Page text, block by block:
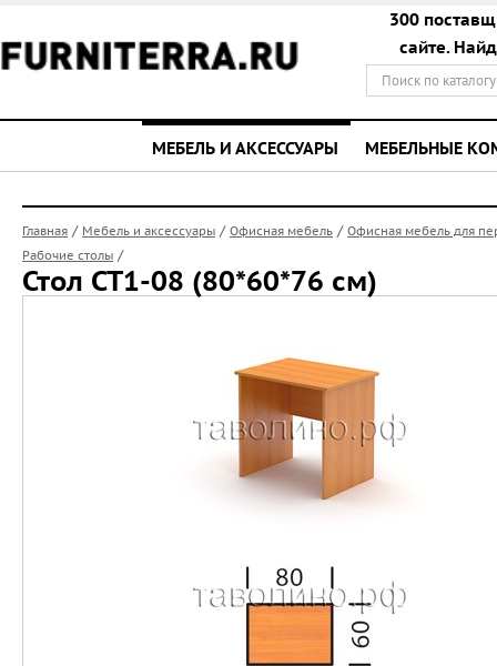
300
сайте.
МЕБЕЛЬ И АКСЕССУАРЫ МЕБЕЛЬНЫЕ
Главная / Мебель и аксессуары / Офисная мебель / Офисная мебель для
Рабочие столы /
Стол СТ1-08 (80*60*76 см)